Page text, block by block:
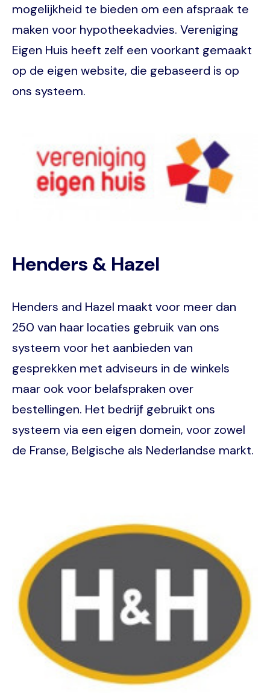
mogelijkheid te bieden om een afspraak te
maken voor hypotheekadvies. Vereniging
Eigen Huis heeft zelf een voorkant gemaakt
op de eigen website, die gebaseerd is op
ons systeem.
Henders & Hazel
Henders and Hazel maakt voor meer dan
250 van haar locaties gebruik van ons
systeem voor het aanbieden van
gesprekken met adviseurs in de winkels
maar ook voor belafspraken over
bestellingen. Het bedrijf gebruikt ons
systeem via een eigen domein, voor zowel
de Franse, Belgische als Nederlandse markt.